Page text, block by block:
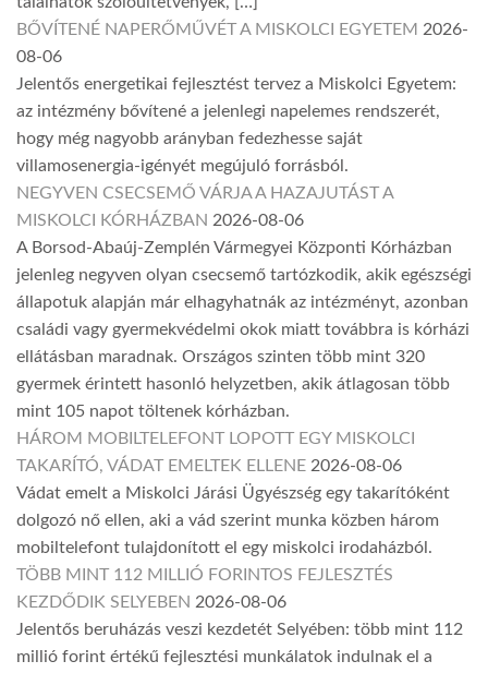
BŐVÍTENÉ NAPERŐMŰVÉT A MISKOLCI EGYETEM 2026-
08-06
Jelentős energetikai fejlesztést tervez a Miskolci Egyetem:
az intézmény bővítené a jelenlegi napelemes rendszerét,
hogy még nagyobb arányban fedezhesse saját
villamosenergia-igényét megújuló forrásból.
NEGYVEN CSECSEMŐ VÁRJA A HAZAJUTÁST A
MISKOLCI KÓRHÁZBAN 2026-08-06
A Borsod-Abaúj-Zemplén Vármegyei Központi Kórházban
jelenleg negyven olyan csecsemő tartózkodik, akik egészségi
állapotuk alapján már elhagyhatnák az intézményt, azonban
családi vagy gyermekvédelmi okok miatt továbbra is kórházi
ellátásban maradnak. Országos szinten több mint 320
gyermek érintett hasonló helyzetben, akik átlagosan több
mint 105 napot töltenek kórházban.
HÁROM MOBILTELEFONT LOPOTT EGY MISKOLCI
TAKARÍTÓ, VÁDAT EMELTEK ELLENE 2026-08-06
Vádat emelt a Miskolci Járási Ügyészség egy takarítóként
dolgozó nő ellen, aki a vád szerint munka közben három
mobiltelefont tulajdonított el egy miskolci irodaházból.
TÖBB MINT 112 MILLIÓ FORINTOS FEJLESZTÉS
KEZDŐDIK SELYEBEN 2026-08-06
Jelentős beruházás veszi kezdetét Selyében: több mint 112
millió forint értékű fejlesztési munkálatok indulnak el a